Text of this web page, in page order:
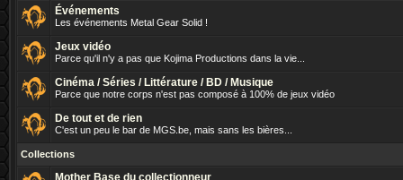
Événements
Les événements Metal Gear Solid !
Jeux vidéo
Parce qu'il n'y a pas que Kojima Productions dans la vie...
Cinéma / Séries / Littérature / BD / Musique
Parce que notre corps n'est pas composé à 100% de jeux vidéo
De tout et de rien
C'est un peu le bar de MGS.be, mais sans les bières...
Collections
Mother Base du collectionneur